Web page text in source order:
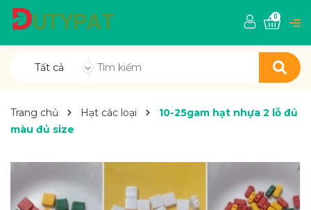
Tất cả
0
Trang chủ Hạt các loại
10-25gam hạt nhựa 2 lỗ đủ
màu đủ size